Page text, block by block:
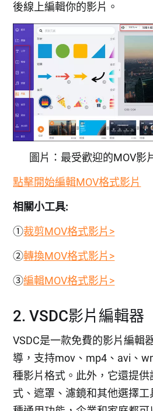
後線上編輯你的影片。
圖片：最受歡迎的MOV影
點擊開始編輯MOV格式影片
相關小工具:
①裁剪MOV格式影片>
②轉換MOV格式影片>
③編輯MOV格式影片>
2. VSDC影片編輯器
VSDC是一款免費的影片編輯
導，支持mov、mp4、avi、
種影片格式。此外，它還提
式、遮罩、濾鏡和其他選擇